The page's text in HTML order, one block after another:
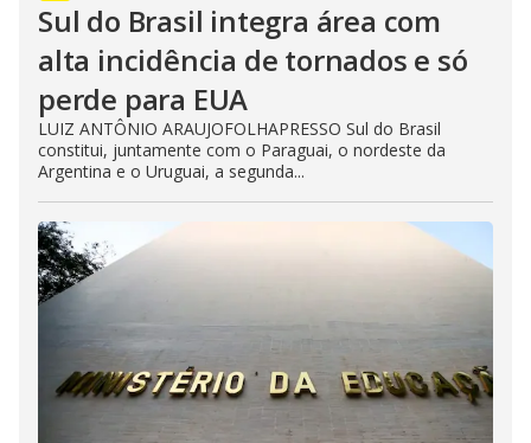
Sul do Brasil integra área com
alta incidência de tornados e só
perde para EUA
LUIZ ANTÔNIO ARAUJOFOLHAPRESSO Sul do Brasil
constitui, juntamente com o Paraguai, o nordeste da
Argentina e o Uruguai, a segunda...